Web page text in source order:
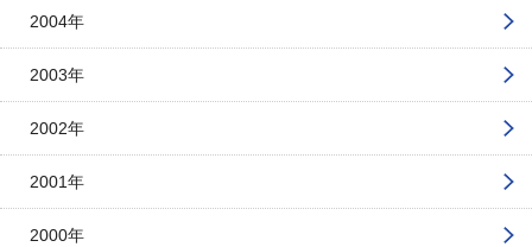
2004年
2003年
2002年
2001年
2000年